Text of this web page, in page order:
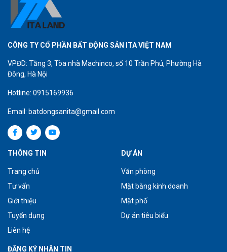
CÔNG TY CỔ PHẦN BẤT ĐỘNG SẢN ITA VIỆT NAM
VPĐD: Tầng 3, Tòa nhà Machinco, số 10 Trần Phú, Phường Hà
Đông, Hà Nội
Hotline: 0915169936
Email: batdongsanita@gmail.com
THÔNG TIN
Trang chủ
Tư vấn
Giới thiệu
Tuyển dụng
Liên hệ
DỰ ÁN
Văn phòng
Mặt bằng kinh doanh
Mặt phố
Dự án tiêu biểu
ĐĂNG KÝ NHẬN TIN